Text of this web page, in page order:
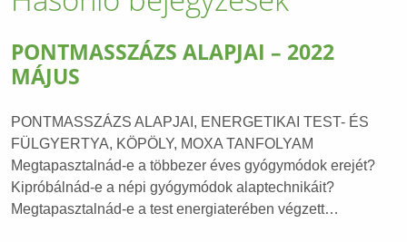
PONTMASSZÁZS ALAPJAI – 2022
MÁJUS
PONTMASSZÁZS ALAPJAI, ENERGETIKAI TEST- ÉS
FÜLGYERTYA, KÖPÖLY, MOXA TANFOLYAM
Megtapasztalnád-e a többezer éves gyógymódok erejét?
Kipróbálnád-e a népi gyógymódok alaptechnikáit?
Megtapasztalnád-e a test energiaterében végzett…